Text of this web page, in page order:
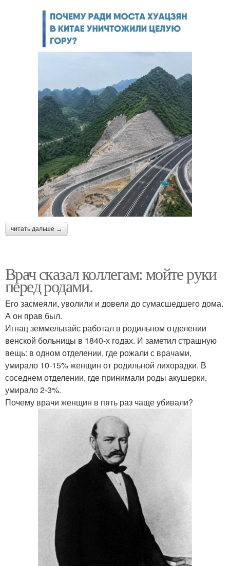
читать дальше →
Врач сказал коллегам: мойте руки
перед родами.
Его засмеяли, уволили и довели до сумасшедшего дома.
А он прав был.
Игнац земмельвайс работал в родильном отделении
венской больницы в 1840-х годах. И заметил страшную
вещь: в одном отделении, где рожали с врачами,
умирало 10-15% женщин от родильной лихорадки. В
соседнем отделении, где принимали роды акушерки,
умирало 2-3%.
Почему врачи женщин в пять раз чаще убивали?